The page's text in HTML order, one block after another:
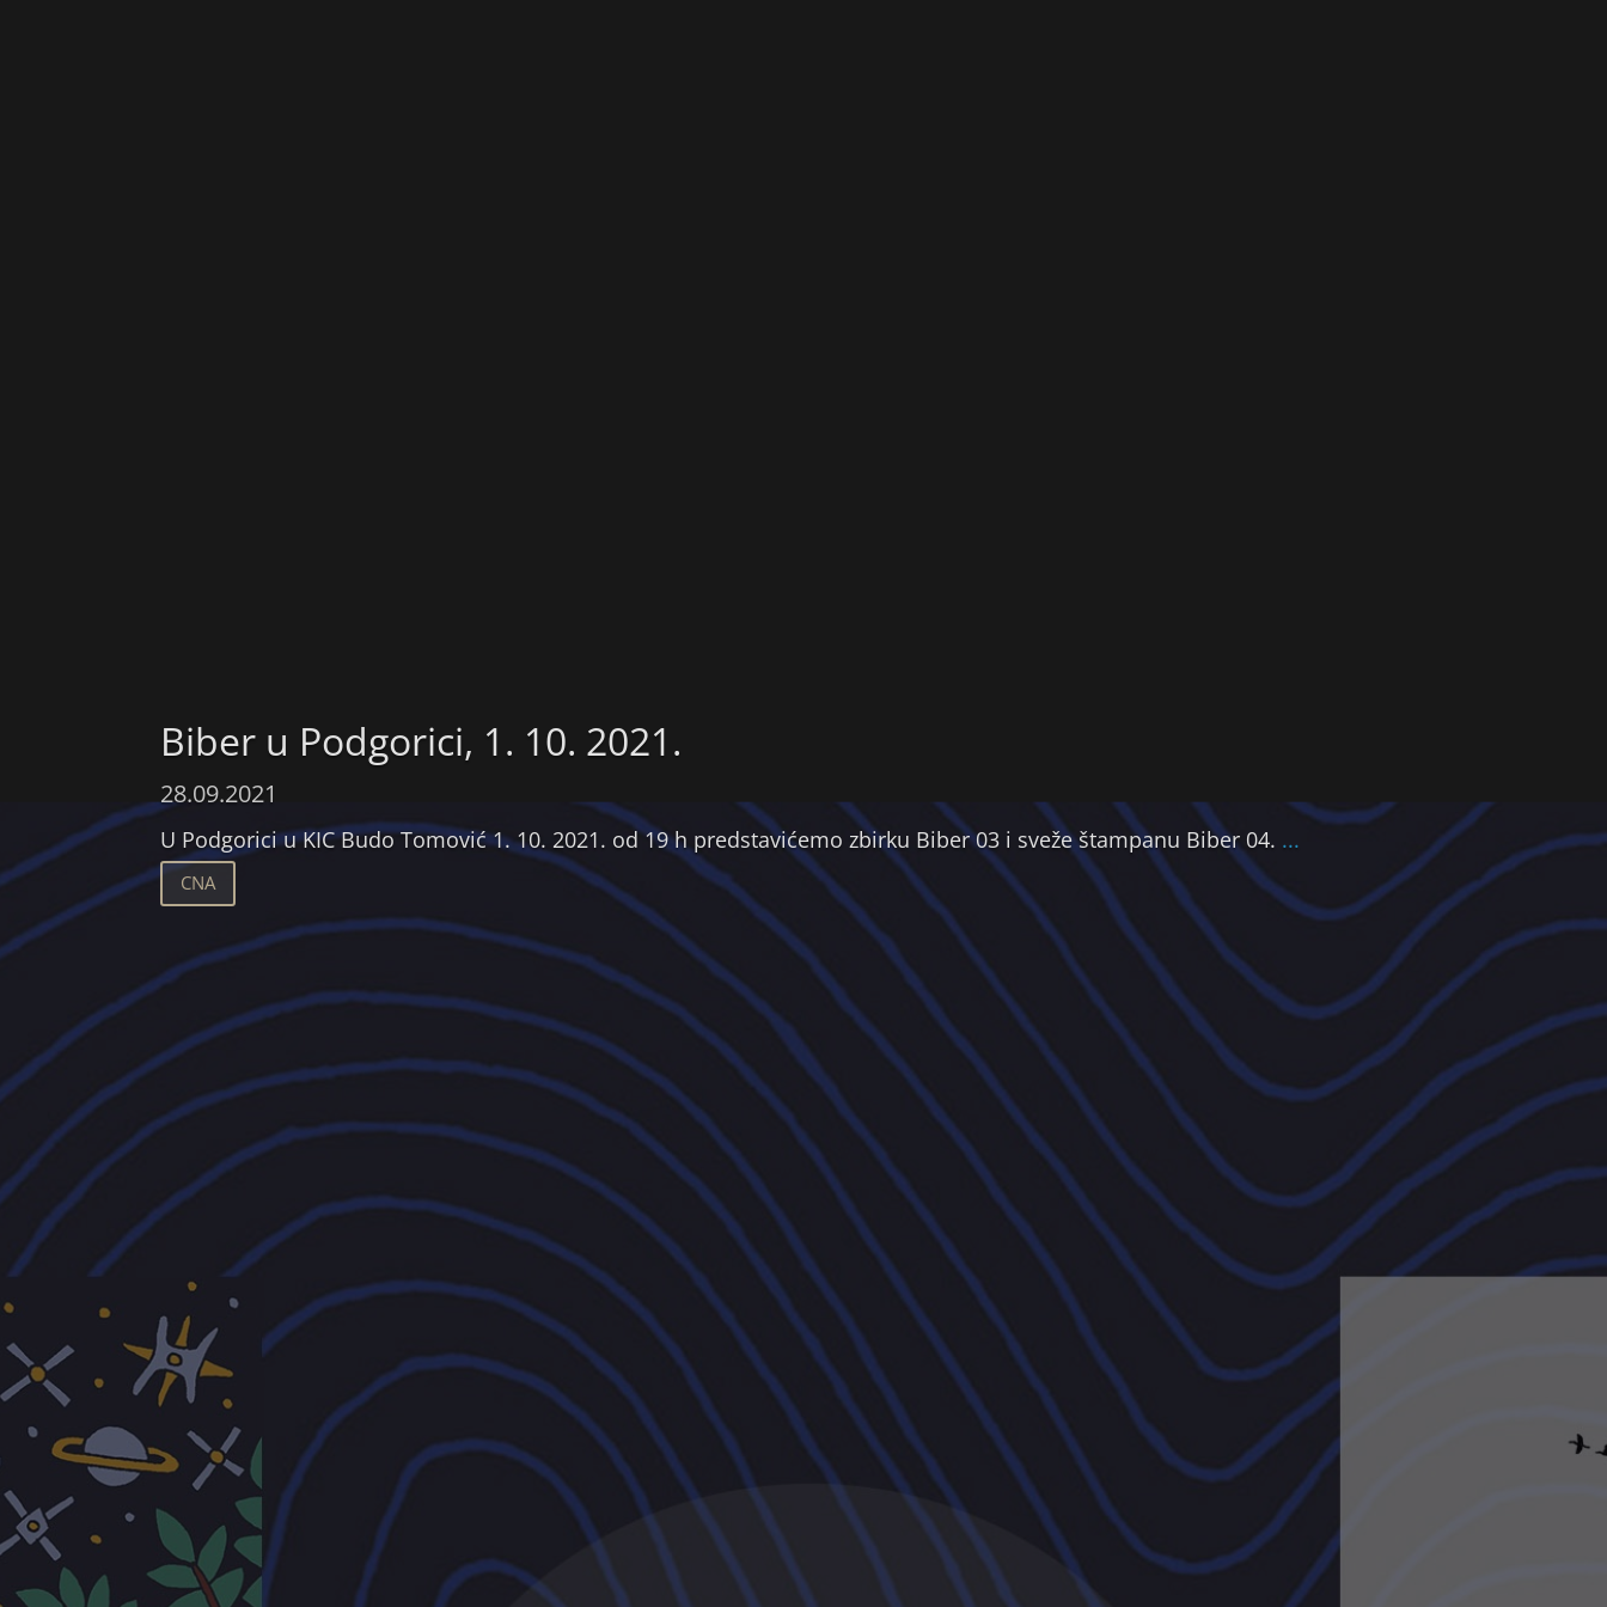
Biber u Podgorici, 1. 10. 2021.
28.09.2021
U Podgorici u KIC Budo Tomović 1. 10. 2021. od 19 h predstavićemo zbirku Biber 03 i sveže štampanu Biber 04. ...
CNA